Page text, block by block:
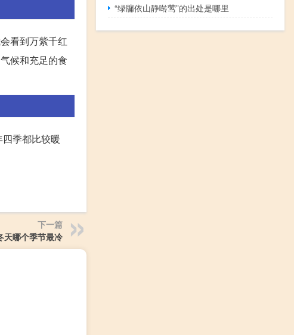
看到万紫千红
候和充足的食
季都比较暖
下一篇
天哪个季节最冷
“绿牖依山静啭莺”的出处是哪里